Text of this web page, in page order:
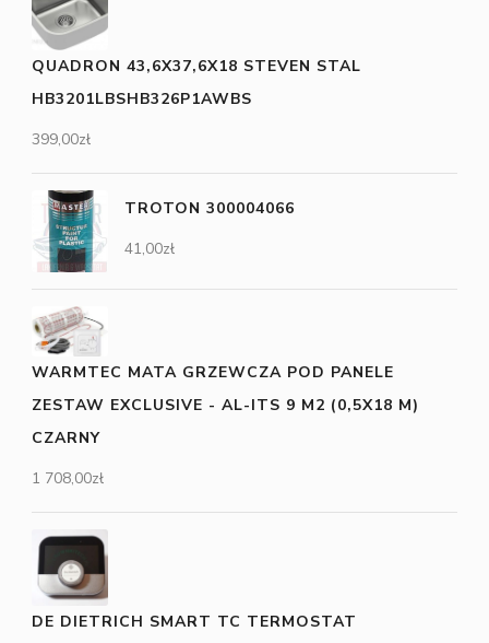
QUADRON 43,6X37,6X18 STEVEN STAL
HB3201LBSHB326P1AWBS
399,00zł
TROTON 300004066
41,00zł
WARMTEC MATA GRZEWCZA POD PANELE
ZESTAW EXCLUSIVE - AL-ITS 9 M2 (0,5X18 M)
CZARNY
1 708,00zł
DE DIETRICH SMART TC TERMOSTAT